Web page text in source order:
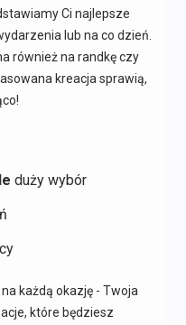
Ci najlepsze
lub na co dzień.
również na randkę czy
kreacja sprawią,
duży wybór
każdą okazję - Twoja
które będziesz